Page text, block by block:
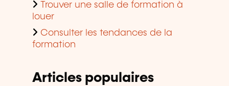
Trouver une salle de formation à
louer
Consulter les tendances de la
formation
Articles populaires